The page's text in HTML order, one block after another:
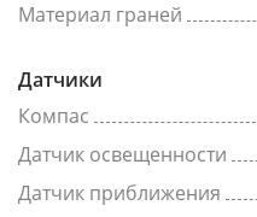
Материал граней
Датчики
Компас
Датчик освещенности
Датчик приближения